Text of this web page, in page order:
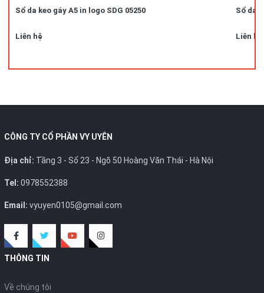
Sổ da keo gáy A5 in logo SDG 05250
Liên hệ
Sổ da
Liên hệ
CÔNG TY CỔ PHẦN VY UYÊN
Địa chỉ: Tầng 3 - Số 23 - Ngõ 50 Hoàng Văn Thái - Hà Nội
Tel: 0978552388
Email: vyuyen0105@gmail.com
THÔNG TIN
Về chúng tôi